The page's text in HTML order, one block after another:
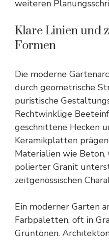
weiteren
Klare Linien und
Formen
Die moderne
durch geometrische
puristische
Rechtwinklige
geschnittene Hecken
Keramikplatten
Materialien wie
polierter Granit
zeitgenössischen
Ein moderner Garten
Farbpaletten, oft in
Grüntönen.